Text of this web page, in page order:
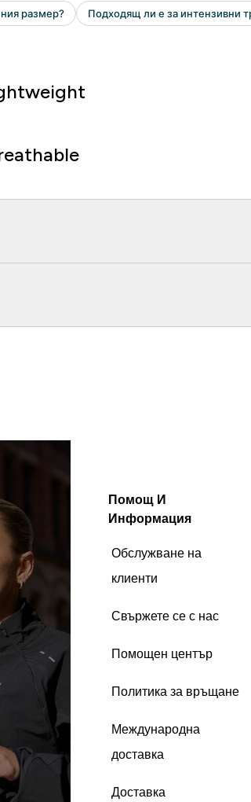
Помощ И
Информация
Обслужване на
клиенти
Свържете се с нас
Помощен център
Политика за връщане
Международна
доставка
Доставка